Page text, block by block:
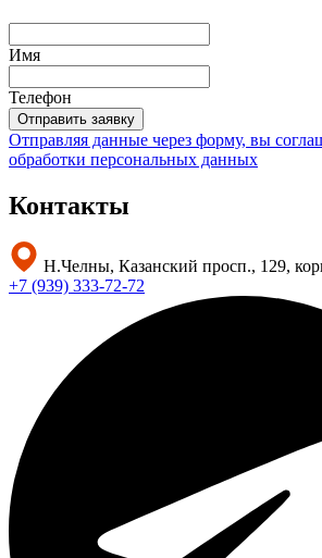
Имя
Телефон
Отправить заявку
Отправляя данные через форму, вы
обработки персональных данных
Контакты
Н.Челны, Казанский просп., 129,
+7 (939) 333-72-72